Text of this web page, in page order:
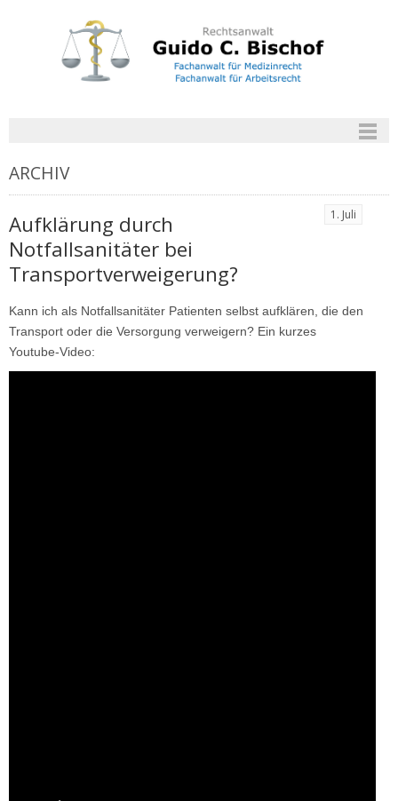
ARCHIV
1. Juli
Aufklärung durch
Notfallsanitäter bei
Transportverweigerung?
Kann ich als Notfallsanitäter Patienten selbst aufklären, die den
Transport oder die Versorgung verweigern? Ein kurzes
Youtube-Video: